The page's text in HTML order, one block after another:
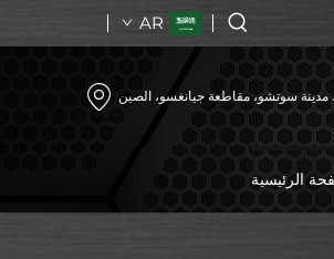
AR
سوتشو، مقاطعة جيانغسو، الصين
الرئيسية